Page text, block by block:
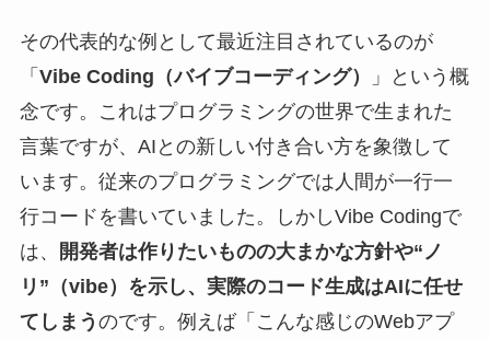
その代表的な例として最近注目されているのが
「 Vibe Coding（バイブコーディング）
」という概
念です。これはプログラミングの世界で生まれた
言葉ですが、AIとの新しい付き合い方を象徴して
います。従来のプログラミングでは人間が一行一
行コードを書いていました。しかしVibe Codingで
は、
開発者は作りたいものの大まかな方針や“ノ
リ”（vibe）を示し、実際のコード生成はAIに任せ
てしまう のです。例えば「こんな感じのWebアプ